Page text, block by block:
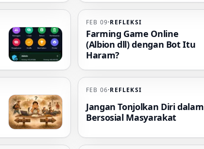
FEB 09·REFLEKSI
Farming Game Online
(Albion dll) dengan Bot Itu
Haram?
FEB 06·REFLEKSI
Jangan Tonjolkan Diri dalam
Bersosial Masyarakat